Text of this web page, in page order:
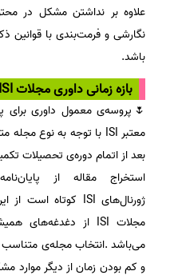
علاوه بر نداشتن مشکل در
نگارشی و فرمت‌بندی با قوانین
باشد.
بازه زمانی داوری مجلات ISI
🌷پروسه‌ی معمول داوری
معتبر ISI با توجه به نوع مجله
بعد از اتمام دوره‌ی تحصیلات
استخراج مقاله از
ژورنال‌های ISI کوتاه است از
مجلات ISI از دغدغه‌های
می‌باشد .انتخاب مجله‌ی متناسب
و کم بودن زمان از دیگر موارد